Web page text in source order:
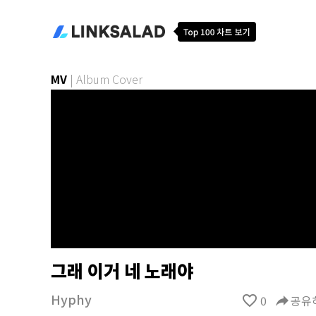
MV | Album Cover
그래 이거 네 노래야
Hyphy favorite_border 0 reply공유